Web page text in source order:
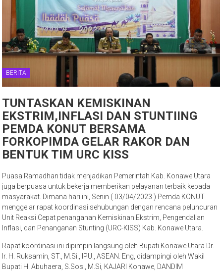
BERITA
TUNTASKAN KEMISKINAN
EKSTRIM,INFLASI DAN STUNTIING
PEMDA KONUT BERSAMA
FORKOPIMDA GELAR RAKOR DAN
BENTUK TIM URC KISS
Puasa Ramadhan tidak menjadikan Pemerintah Kab. Konawe Utara
juga berpuasa untuk bekerja memberikan pelayanan terbaik kepada
masyarakat. Dimana hari ini, Senin ( 03/04/2023 ) Pemda KONUT
menggelar rapat koordinasi sehubungan dengan rencana peluncuran
Unit Reaksi Cepat penanganan Kemiskinan Ekstrim, Pengendalian
Inflasi, dan Penanganan Stunting (URC-KISS) Kab. Konawe Utara.
Rapat koordinasi ini dipimpin langsung oleh Bupati Konawe Utara Dr.
Ir. H. Ruksamin, ST., M.Si., IPU., ASEAN. Eng, didampingi oleh Wakil
Bupati H. Abuhaera, S.Sos., M.Si, KAJARI Konawe, DANDIM